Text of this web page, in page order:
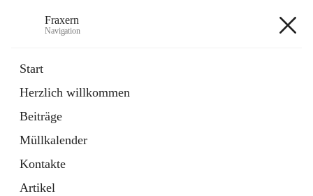
Fraxern
Navigation
Start
Herzlich willkommen
Beiträge
Müllkalender
Kontakte
Artikel
Ordner
in
Tab
Formulare
Artikel
öffnet
in
neuem
Tab